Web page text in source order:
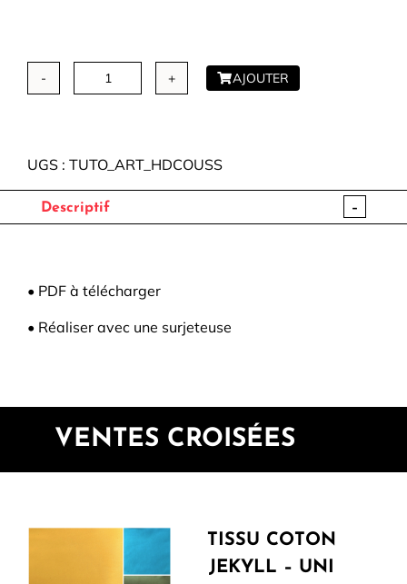
quantité
de
coussin
＆
𝒫𝒾𝓆𝓊𝑒
AJOUTER
UGS : TUTO_ART_HDCOUSS
Descriptif -
• PDF à télécharger
• Réaliser avec une surjeteuse
VENTES CROISÉES
TISSU COTON
JEKYLL – UNI